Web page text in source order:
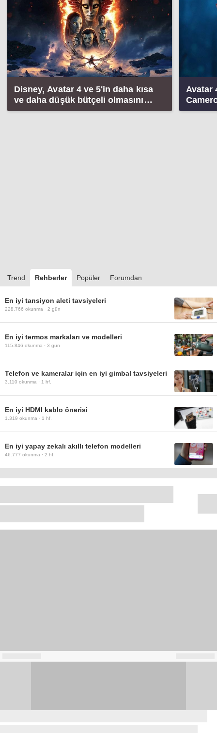
Disney, Avatar 4 ve 5'in daha kısa
ve daha düşük bütçeli olmasını
istiyor
Avatar
Trend Rehberler Popüler Forumdan
En iyi tansiyon aleti tavsiyeleri
228.766 okunma · 2 gün
En iyi termos markaları ve modelleri
115.846 okunma · 3 gün
Telefon ve kameralar için en iyi gimbal tavsiyeleri
3.110 okunma · 1 hf.
En iyi HDMI kablo önerisi
1.319 okunma · 1 hf.
En iyi yapay zekalı akıllı telefon modelleri
46.777 okunma · 2 hf.